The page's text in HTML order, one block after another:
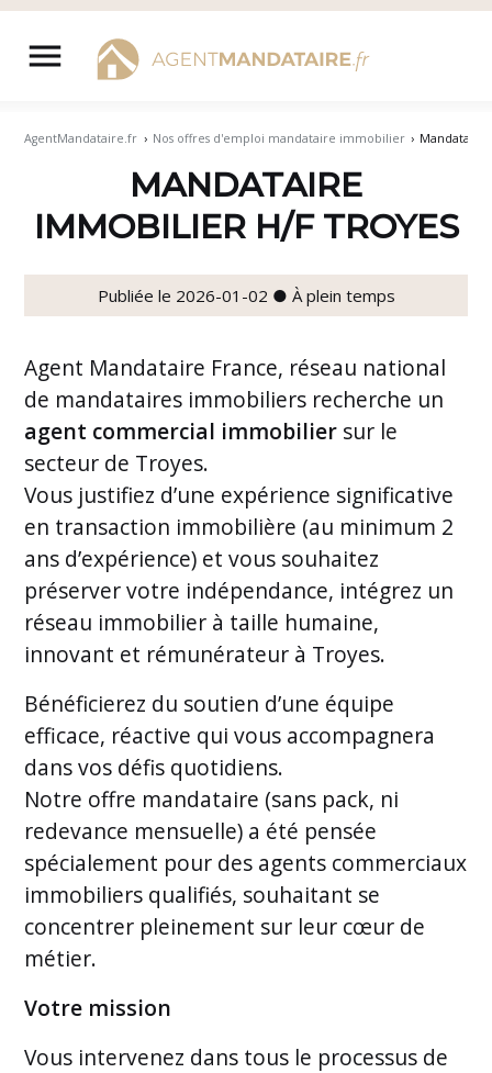
Aller
contenu
menu
AgentMandataire.fr › Nos offres d'emploi mandataire immobilier › Mandataire
MANDATAIRE
IMMOBILIER H/F TROYES
Publiée le 2026-01-02 ● À plein temps
Agent Mandataire France, réseau national
de mandataires immobiliers recherche un
agent commercial immobilier sur le
secteur de Troyes.
Vous justifiez d’une expérience significative
en transaction immobilière (au minimum 2
ans d’expérience) et vous souhaitez
préserver votre indépendance, intégrez un
réseau immobilier à taille humaine,
innovant et rémunérateur à Troyes.
Bénéficierez du soutien d’une équipe
efficace, réactive qui vous accompagnera
dans vos défis quotidiens.
Notre offre mandataire (sans pack, ni
redevance mensuelle) a été pensée
spécialement pour des agents commerciaux
immobiliers qualifiés, souhaitant se
concentrer pleinement sur leur cœur de
métier.
Votre mission
Vous intervenez dans tous le processus de